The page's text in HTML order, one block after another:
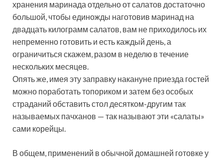
хранения маринада отдельно от салатов достаточно
большой, чтобы единожды наготовив маринад на
двадцать килограмм салатов, вам не приходилось их
непременно готовить и есть каждый день, а
ограничиться скажем, разом в неделю в течение
нескольких месяцев.
Опять же, имея эту заправку накануне приезда гостей
можно поработать топориком и затем без особых
страданий обставить стол десятком-другим так
называемых пачханов — так называют эти «салаты»
сами корейцы.
В общем, применений в обычной домашней готовке у